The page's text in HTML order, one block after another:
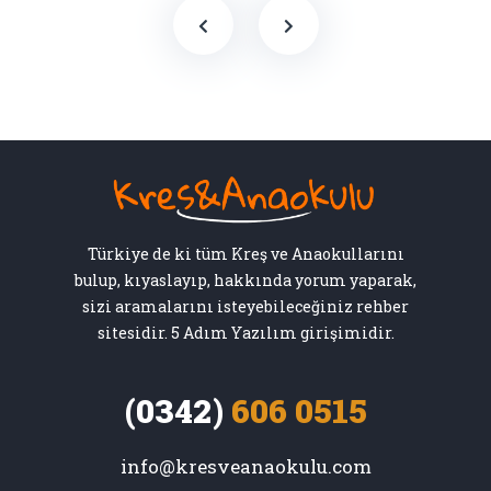
Türkiye de ki tüm Kreş ve Anaokullarını
bulup, kıyaslayıp, hakkında yorum yaparak,
sizi aramalarını isteyebileceğiniz rehber
sitesidir. 5 Adım Yazılım girişimidir.
(0342) 606 0515
info@kresveanaokulu.com